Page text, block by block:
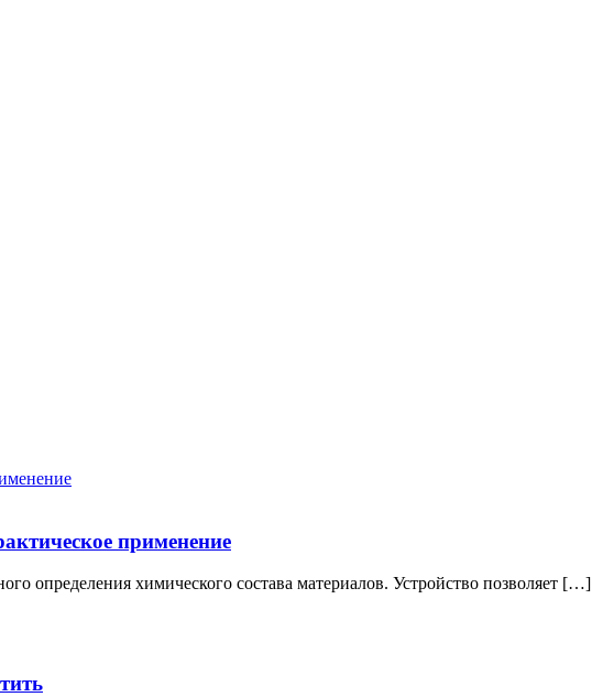
применение
определения химического состава материалов. Устройство позволяет […]